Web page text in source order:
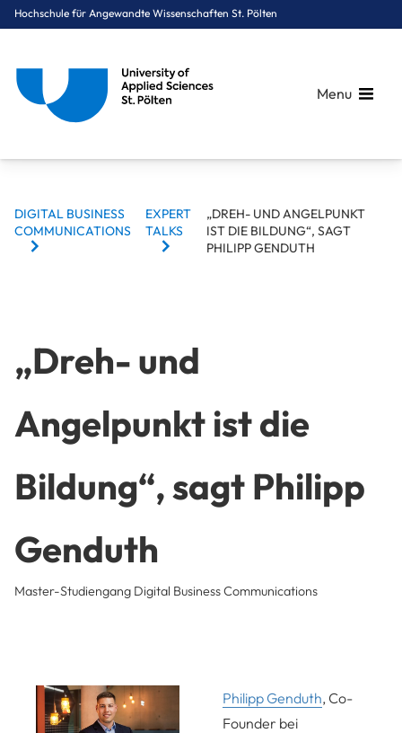
Hochschule für Angewandte Wissenschaften St. Pölten
Menu
You are here:
Business & Innovation
Business Communications
Talks
und Angelpunkt ist die Bildung“, sagt Philipp Genduth
BREADCRUMBS
DIGITAL BUSINESS
COMMUNICATIONS
EXPERT
TALKS
„DREH- UND ANGELPUNKT
IST DIE BILDUNG“, SAGT
PHILIPP GENDUTH
„Dreh- und
Angelpunkt ist die
Bildung“, sagt Philipp
Genduth
Master-Studiengang Digital Business Communications
Philipp Genduth, Co-
Founder bei